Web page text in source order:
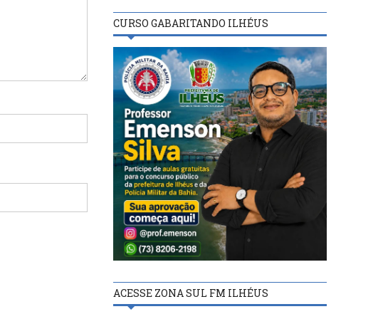
CURSO GABARITANDO ILHÉUS
ACESSE ZONA SUL FM ILHÉUS